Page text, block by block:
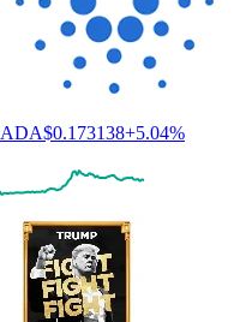
ADA$0.173138+5.04%